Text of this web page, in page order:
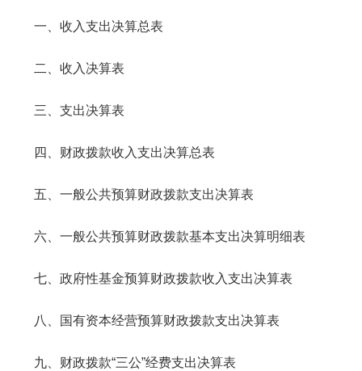
一、收入支出决算总表
二、收入决算表
三、支出决算表
四、财政拨款收入支出决算总表
五、一般公共预算财政拨款支出决算表
六、一般公共预算财政拨款基本支出决算明细表
七、政府性基金预算财政拨款收入支出决算表
八、国有资本经营预算财政拨款支出决算表
九、财政拨款“三公”经费支出决算表